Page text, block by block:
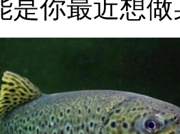
是你最近想做